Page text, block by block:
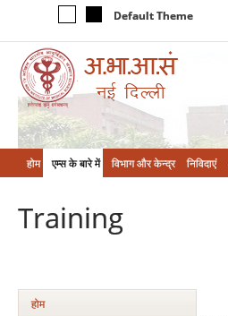
Default Theme
होम एम्‍स के बारे में विभाग और केन्‍द्र निविदाएं
Training
होम